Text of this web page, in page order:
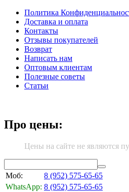
Политика
Доставка и оплата
Контакты
Отзывы покупателей
Возврат
Написать нам
Оптовым клиентам
Полезные советы
Статьи
Про цены:
Цены на сайте не являются
Моб: 8 (952) 575-65-65
WhatsApp: 8 (952) 575-65-65